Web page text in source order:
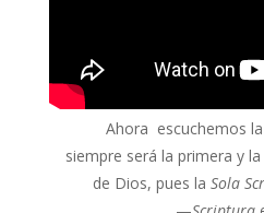
Ahora escuchemos
siempre será la primera y
de Dios, pues laSola